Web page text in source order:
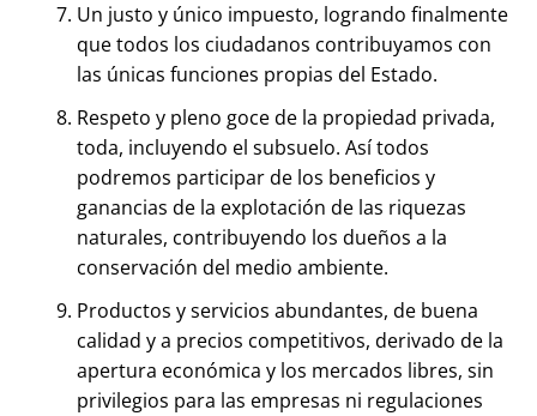
Un justo y único impuesto, logrando finalmente
que todos los ciudadanos contribuyamos con
las únicas funciones propias del Estado.
Respeto y pleno goce de la propiedad privada,
toda, incluyendo el subsuelo. Así todos
podremos participar de los beneficios y
ganancias de la explotación de las riquezas
naturales, contribuyendo los dueños a la
conservación del medio ambiente.
Productos y servicios abundantes, de buena
calidad y a precios competitivos, derivado de la
apertura económica y los mercados libres, sin
privilegios para las empresas ni regulaciones